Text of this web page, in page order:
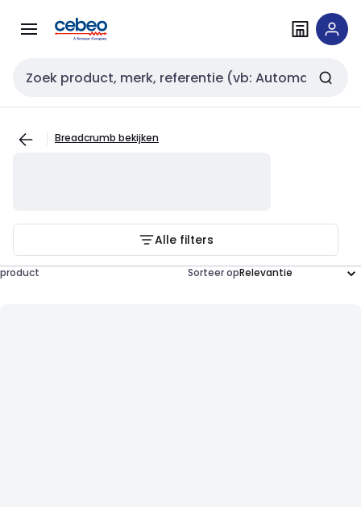
naar
naar
Zoekveld invoer
Breadcrumb bekijken
Alle filters
product Sorteer op